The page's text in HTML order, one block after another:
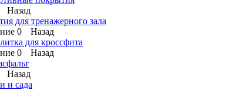
Назад
для тренажерного зала
Назад
для кроссфита
Назад
Назад
и сада